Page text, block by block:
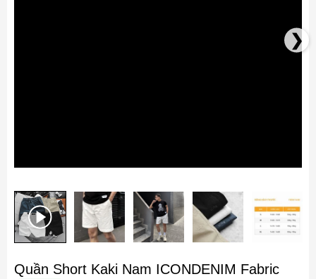
Quần Short Kaki Nam ICONDENIM Fabric